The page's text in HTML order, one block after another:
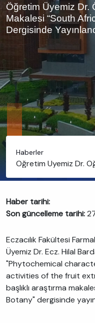
Öğretim Üyemiz Dr.
Makalesi “South
Dergisinde
Haberler
Öğretim Üyemiz Dr.
Dergisinde Yayınlandı
Haber tarihi:
Son güncelleme tarihi:
Eczacılık Fakültesi
Üyemiz Dr. Ecz. Hilal
"Phytochemical
activities of the fruit
başlıklı araştırma
Botany" dergisinde